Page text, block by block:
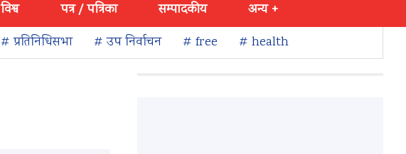
विश्व पत्र / पत्रिका सम्पादकीय
अन्य +
# प्रतिनिधिसभा # उप निर्वाचन # free # health